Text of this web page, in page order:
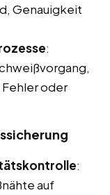
Genauigkeit
:
oder
:
auf